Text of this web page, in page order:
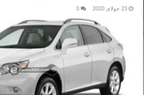
23 جولای 2020 0